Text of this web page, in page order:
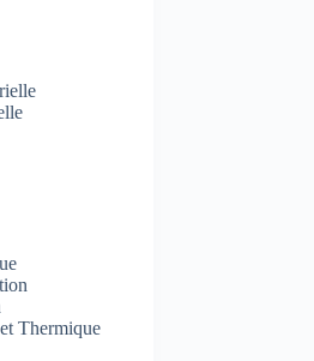
Thermique